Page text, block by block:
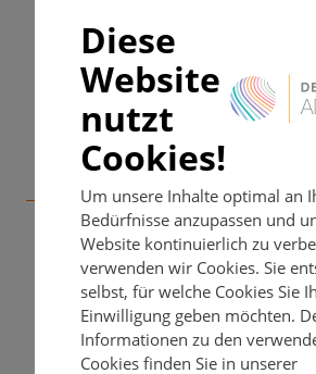
Na, K, Ca, Differential-Blutbild, GOT,
Bilirubin, Kreatinin, Creatinkinase,
proBNP, Lipase, Glucose, HBA1c,
Cortisol, Hepatitisserologie
Kontrollintervalle und
Vor jeder Gabe: Na, K, Ca,
GPT, gGT, AP, Bilirubin, Kreatinin,
Glucose, TSH. Weitere Werte je nach
Befunden. Kontrollen bis min. 12
letzten Gabe erforderlich.
Dosierung/ Verabreichung
Diese
Website
nutzt
Cookies!
Um unsere Inhalte optimal an
Bedürfnisse anzupassen und
Website kontinuierlich zu
verwenden wir Cookies. Sie
selbst, für welche Cookies Sie
Einwilligung geben möchten.
Informationen zu den
Cookies finden Sie in unserer
Verfügbar als mobile
Mit freundlicher